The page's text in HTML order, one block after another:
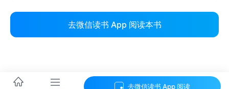
去微信读书 App 阅读本书
去微信读书 App 阅读